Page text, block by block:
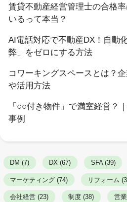
賃貸不動産経営管理士の合格
いるって本当？
AI電話対応で不動産DX！自動
弊」をゼロにする方法
コワーキングスペースとは？
や活用方法
「○○付き物件」で満室経営？
事例
DM (7) DX (67) SFA (39)
マーケティング (74) リフォーム
会社経営 (23) 制度 (38) 営